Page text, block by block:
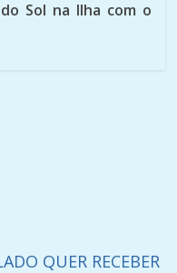
Sol na Ilha com o
QUER RECEBER